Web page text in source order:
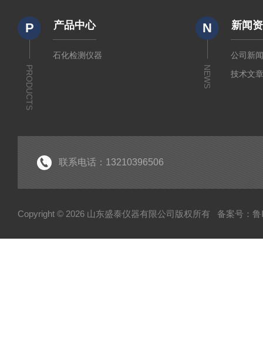
P
PRODUCTS
产品中心
石化检测仪器
N
NEWS
新闻
公司新
技术文
联系电话：13210396506
Copyright © 2026 山东盛泰仪器有限公司版权所有 备案号：